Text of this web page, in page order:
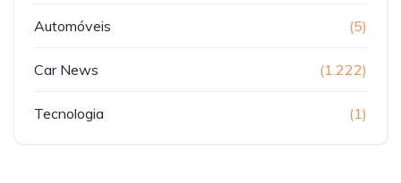
Automóveis (5)
Car News (1.222)
Tecnologia (1)